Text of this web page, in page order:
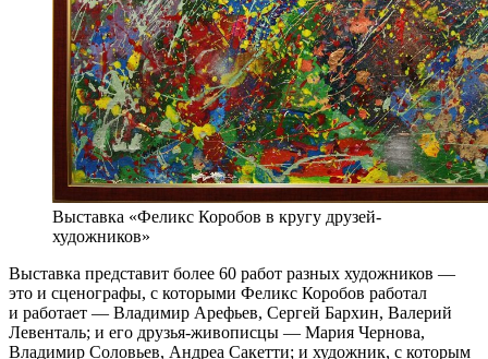
Выставка «Феликс Коробов в кругу друзей-
художников»
Выставка представит более 60 работ разных художников —
это и сценографы, с которыми Феликс Коробов работал
и работает — Владимир Арефьев, Сергей Бархин, Валерий
Левенталь; и его друзья-живописцы — Мария Чернова,
Владимир Соловьев, Андреа Сакетти; и художник, с которым